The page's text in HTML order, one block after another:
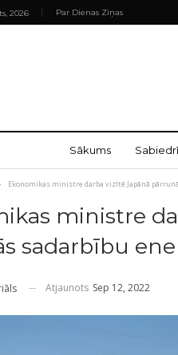
2026 Par Dienas Ziņas
Sākums
Ekonomikas ministre darba vizītē Japānā
ministre
sadarbību
Atjaunots Sep 12, 2022